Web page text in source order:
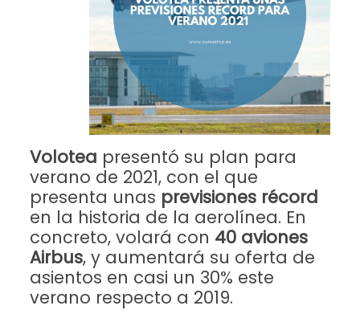
Volotea presentó su plan para
verano de 2021, con el que
presenta unas previsiones récord
en la historia de la aerolínea. En
concreto, volará con 40 aviones
Airbus, y aumentará su oferta de
asientos en casi un 30% este
verano respecto a 2019.